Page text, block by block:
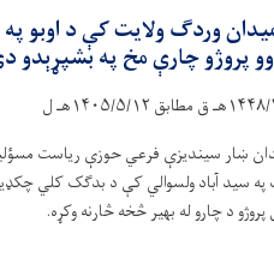
وردګ ولایت کې د اوبو
پروژو چارې مخ په بشپړېدو
۲/۱۹هـ ق مطابق ۱۴۰۵/۵/۱۲هـ ل
ښار سیندیزې فرعي حوزې ریاست
په سید آباد ولسوالي کې د بدګک کلي
پروژو د چارو له بهیر څخه څارنه وکړه.